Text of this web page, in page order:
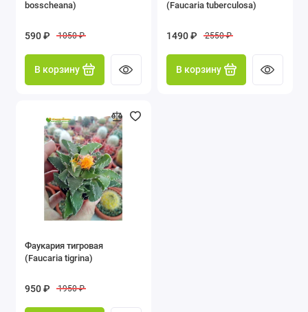
Алоэ (Aloe)
Адромискус (Adromischus)
Анакампсерос (Anacampseros)
Аптения (Aptenia)
Гастерия (Gasteria)
Граптопеталум (Graptepetalum)
bosscheana)
590 ₽ 1050 ₽
В корзину
(Faucaria tuberculosa)
1490 ₽ 2550 ₽
В корзину
Фаукария тигровая
(Faucaria tigrina)
950 ₽ 1950 ₽